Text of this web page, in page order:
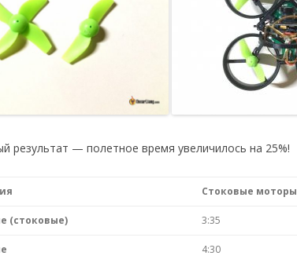
результат — полетное время увеличилось на 25%!
Стоковые моторы
(стоковые) 3:35
4:30